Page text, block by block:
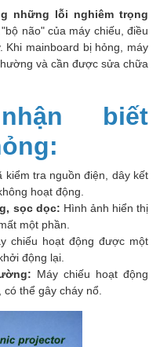
những lỗi nghiêm trọng
não" của máy chiếu, điều
Khi mainboard bị hỏng, máy
và cần được sửa chữa
biết
kiểm tra nguồn điện, dây kết
hoạt động.
sọc dọc: Hình ảnh hiển thị
một phần.
chiếu hoạt động được một
động lại.
Máy chiếu hoạt động
thể gây cháy nổ.